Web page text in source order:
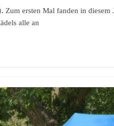
ersten Mal fanden in diesem
alle an